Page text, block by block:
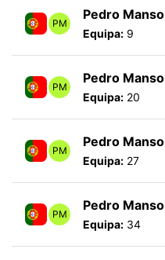
PM
Pedro Manso
Equipa: 9
PM
Pedro Manso
Equipa: 20
PM
Pedro Manso
Equipa: 27
PM
Pedro Manso
Equipa: 34